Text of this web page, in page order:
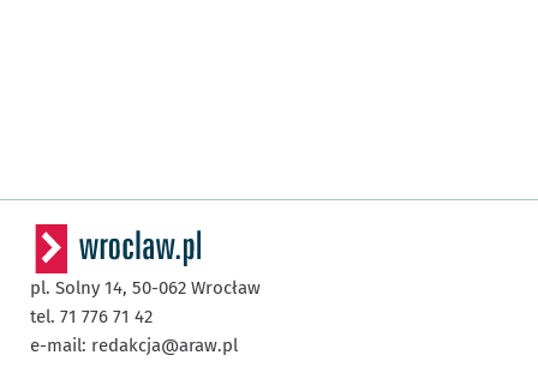
pl. Solny 14, 50-062 Wrocław
tel. 71 776 71 42
e-mail: redakcja@araw.pl